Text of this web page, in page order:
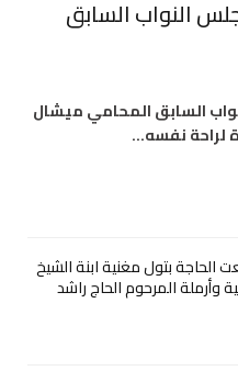
النواب السابق
السابق المحامي ميشال
لراحة نفسه…
الحاجة بتول مغنية ابنة الشيخ
وأرملة المرحوم الحاج راشد